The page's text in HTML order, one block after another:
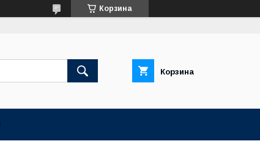
Корзина
Корзина